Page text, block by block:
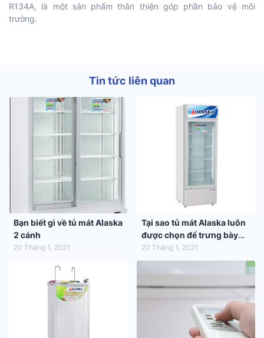
R134A, là một sản phẩm thân thiện góp phần bảo vệ môi
trường.
Tin tức liên quan
Bạn biết gì về tủ mát Alaska
2 cánh
20 Tháng 1, 2021
Tại sao tủ mát Alaska luôn
được chọn để trưng bày
hàng hóa trong siêu thị
20 Tháng 1, 2021